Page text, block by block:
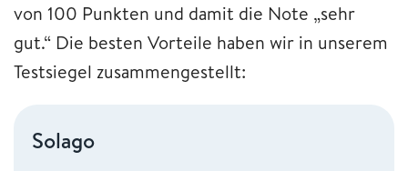
von 100 Punkten und damit die Note „sehr
gut.“ Die besten Vorteile haben wir in unserem
Testsiegel zusammengestellt:
Solago